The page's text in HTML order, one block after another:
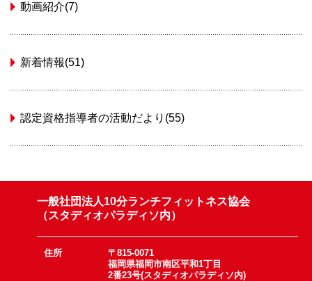
動画紹介(7)
新着情報(51)
認定資格指導者の活動だより(55)
一般社団法人10分ランチフィットネス協会
（スタディオパラディソ内）
住所
〒815-0071
福岡県福岡市南区平和1丁目
2番23号(スタディオパラディソ内)